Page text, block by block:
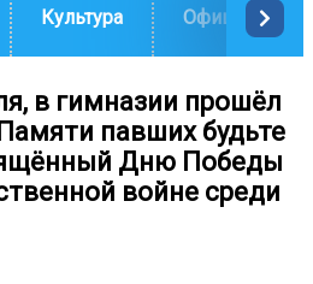
Культура Официально
в гимназии прошёл
павших будьте
Дню Победы
войне среди